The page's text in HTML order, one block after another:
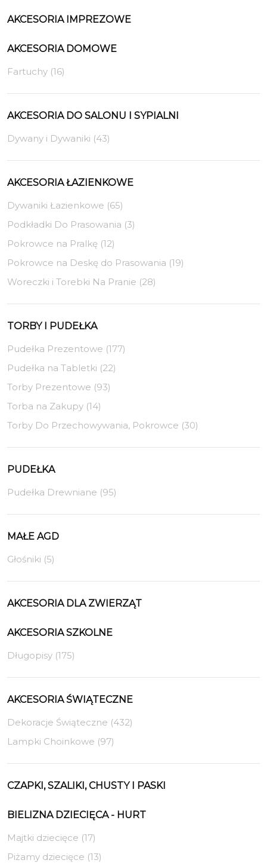
AKCESORIA IMPREZOWE
AKCESORIA DOMOWE
Fartuchy (16)
AKCESORIA DO SALONU I SYPIALNI
Dywany i Dywaniki (43)
AKCESORIA ŁAZIENKOWE
Dywaniki Łazienkowe (65)
Podkładki Do Prasowania (3)
Pokrowce na Pralkę (12)
Pokrowce na Deskę do Prasowania (19)
Woreczki i Torebki Na Pranie (28)
TORBY I PUDEŁKA
Pudełka Prezentowe (177)
Pudełka na Tabletki (22)
Torby Prezentowe (93)
Torba na Zakupy (14)
Torby Do Przechowywania, Pokrowce (30)
PUDEŁKA
Pudełka Drewniane (95)
MAŁE AGD
Głośniki (5)
AKCESORIA DLA ZWIERZĄT
AKCESORIA SZKOLNE
Długopisy (175)
AKCESORIA ŚWIĄTECZNE
Dekoracje Świąteczne (432)
Lampki Choinkowe (97)
CZAPKI, SZALIKI, CHUSTY I PASKI
BIELIZNA DZIECIĘCA - HURT
Majtki dziecięce (17)
Piżamy dziecięce (13)